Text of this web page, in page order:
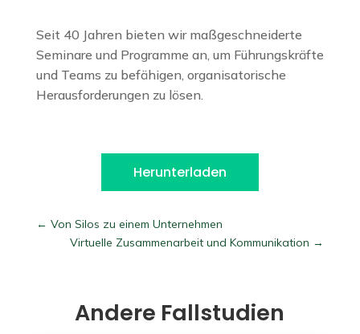
Seit 40 Jahren bieten wir maßgeschneiderte
Seminare und Programme an, um Führungskräfte
und Teams zu befähigen, organisatorische
Herausforderungen zu lösen.
Herunterladen
← Von Silos zu einem Unternehmen
Virtuelle Zusammenarbeit und Kommunikation →
Andere Fallstudien